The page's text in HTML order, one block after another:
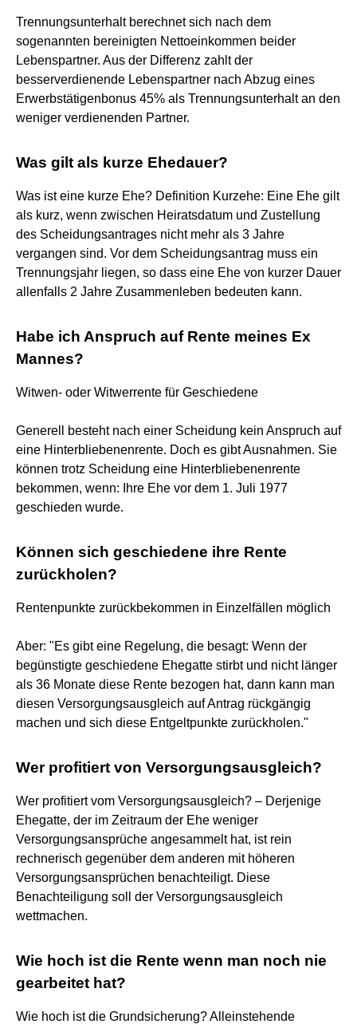
Trennungsunterhalt berechnet sich nach dem
sogenannten bereinigten Nettoeinkommen beider
Lebenspartner. Aus der Differenz zahlt der
besserverdienende Lebenspartner nach Abzug eines
Erwerbstätigenbonus 45% als Trennungsunterhalt an den
weniger verdienenden Partner.
Was gilt als kurze Ehedauer?
Was ist eine kurze Ehe? Definition Kurzehe: Eine Ehe gilt
als kurz, wenn zwischen Heiratsdatum und Zustellung
des Scheidungsantrages nicht mehr als 3 Jahre
vergangen sind. Vor dem Scheidungsantrag muss ein
Trennungsjahr liegen, so dass eine Ehe von kurzer Dauer
allenfalls 2 Jahre Zusammenleben bedeuten kann.
Habe ich Anspruch auf Rente meines Ex
Mannes?
Witwen- oder Witwerrente für Geschiedene
Generell besteht nach einer Scheidung kein Anspruch auf
eine Hinterbliebenenrente. Doch es gibt Ausnahmen. Sie
können trotz Scheidung eine Hinterbliebenenrente
bekommen, wenn: Ihre Ehe vor dem 1. Juli 1977
geschieden wurde.
Können sich geschiedene ihre Rente
zurückholen?
Rentenpunkte zurückbekommen in Einzelfällen möglich
Aber: "Es gibt eine Regelung, die besagt: Wenn der
begünstigte geschiedene Ehegatte stirbt und nicht länger
als 36 Monate diese Rente bezogen hat, dann kann man
diesen Versorgungsausgleich auf Antrag rückgängig
machen und sich diese Entgeltpunkte zurückholen."
Wer profitiert von Versorgungsausgleich?
Wer profitiert vom Versorgungsausgleich? – Derjenige
Ehegatte, der im Zeitraum der Ehe weniger
Versorgungsansprüche angesammelt hat, ist rein
rechnerisch gegenüber dem anderen mit höheren
Versorgungsansprüchen benachteiligt. Diese
Benachteiligung soll der Versorgungsausgleich
wettmachen.
Wie hoch ist die Rente wenn man noch nie
gearbeitet hat?
Wie hoch ist die Grundsicherung? Alleinstehende